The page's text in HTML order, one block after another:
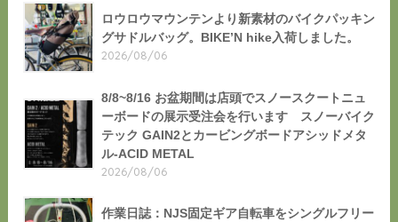
ロウロウマウンテンより新素材のバイクパッキン
グサドルバッグ。BIKE’N hike入荷しました。
2026/08/06
8/8~8/16 お盆期間は店頭でスノースクートニュ
ーボードの展示受注会を行います スノーバイク
テック GAIN2とカービングボードアシッドメタ
ル-ACID METAL
2026/08/06
作業日誌：NJS固定ギア自転車をシングルフリー